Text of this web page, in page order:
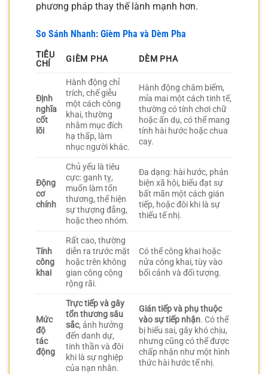
phương pháp thay thế lành mạnh hơn.
So Sánh Nhanh: Gièm Pha và Dèm Pha
TIÊU
CHÍ
GIÈM PHA DÈM PHA
Định
nghĩa
cốt
lõi
Hành động chỉ
trích, chế giễu
một cách công
khai, thường
nhằm mục đích
hạ thấp, làm
nhục người khác.
Hành động châm biếm,
mỉa mai một cách tinh tế,
thường có tính chơi chữ
hoặc ẩn dụ, có thể mang
tính hài hước hoặc chua
cay.
Động
cơ
chính
Chủ yếu là tiêu
cực: ganh tỵ,
muốn làm tổn
thương, thể hiện
sự thượng đẳng,
hoặc theo nhóm.
Đa dạng: hài hước, phản
biện xã hội, biểu đạt sự
bất mãn một cách gián
tiếp, hoặc đôi khi là sự
thiếu tế nhị.
Tính
công
khai
Rất cao, thường
diễn ra trước mặt
hoặc trên không
gian công cộng
rộng rãi.
Có thể công khai hoặc
nửa công khai, tùy vào
bối cảnh và đối tượng.
Mức
độ
tác
động
Trực tiếp và gây
tổn thương sâu
sắc, ảnh hưởng
đến danh dự,
tinh thần và đôi
khi là sự nghiệp
của nạn nhân.
Gián tiếp và phụ thuộc
vào sự tiếp nhận. Có thể
bị hiểu sai, gây khó chịu,
nhưng cũng có thể được
chấp nhận như một hình
thức hài hước tế nhị.